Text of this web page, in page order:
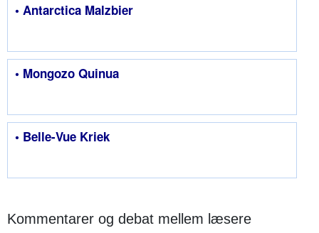
• Antarctica Malzbier
• Mongozo Quinua
• Belle-Vue Kriek
Kommentarer og debat mellem læsere